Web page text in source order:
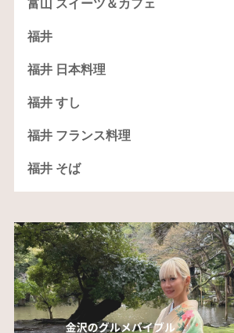
富山 スイーツ＆カフェ
福井
福井 日本料理
福井 すし
福井 フランス料理
福井 そば